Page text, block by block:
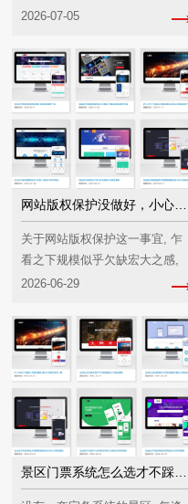
的。汽车作为一种商品，它的价
万, 多的话能达到几十上百万。
2026-07-05
网站版权保护没做好，小心吃官司赔钱
关于网站版权保护这一事宜, 乍
看之下规模似乎欠缺宏大之感,
纵览微观层面又并非微不足道,
度的后果是会被要求去删除文字
并进行道歉
2026-06-29
景区门票系统怎么选才不踩坑？手把手教你避雷